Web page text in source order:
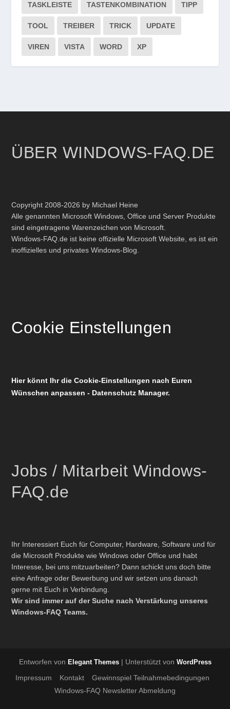
TASKLEISTE TASTENKOMBINATION TIPP
TOOL TREIBER TRICK UPDATE
VIREN VISTA WORD XP
ÜBER WINDOWS-FAQ.DE
Copyright 2008-2026 by Michael Heine
Alle genannten Microsoft Windows, Office und Server Produkte
sind eingetragene Warenzeichen von Microsoft.
Windows-FAQ.de ist keine offizielle Microsoft Website, es ist ein
inoffizielles und privates Windows-Blog.
Cookie Einstellungen
Hier könnt Ihr die Cookie-Einstellungen nach Euren
Wünschen anpassen - Datenschutz Manager.
Jobs / Mitarbeit Windows-
FAQ.de
Ihr Interessiert Euch für Computer, Hardware, Software und für
die Microsoft Produkte wie Windows oder Office und habt
Interesse, bei uns mitzuarbeiten? Dann schickt uns doch bitte
eine Anfrage oder Bewerbung und wir setzen uns danach
gerne mit Euch in Verbindung.
Wir sind immer auf der Suche nach Verstärkung unseres
Windows-FAQ Teams.
Entworfen von Elegant Themes| Unterstützt von WordPress
Impressum Kontakt
Gewinnspiel Teilnahmebedingungen
Windows-FAQ Newsletter Abmeldung